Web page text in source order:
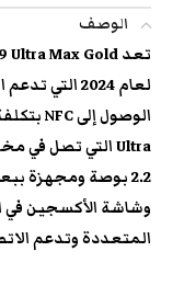
الوصف
2.2 بوصة ومجهزة
المتعددة وتدعم